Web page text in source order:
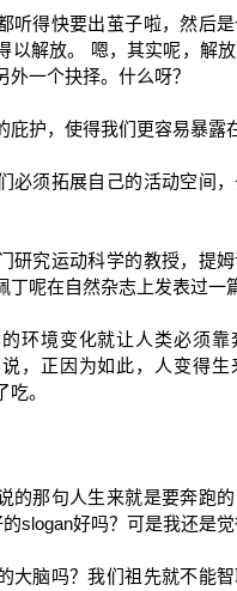
听得快要出茧子啦，然后
以解放。 嗯，其实呢，解放
一个抉择。什么呀？
庇护，使得我们更容易暴露
必须拓展自己的活动空间
研究运动科学的教授，提
丁呢在自然杂志上发表过一
环境变化就让人类必须靠
，正因为如此，人变得生
。
的那句人生来就是要奔跑
slogan好吗？可是我还是觉
大脑吗？我们祖先就不能